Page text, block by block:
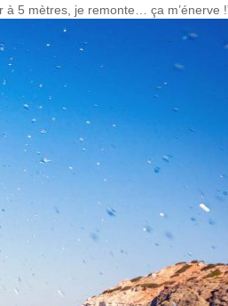
à 5 mètres, je remonte… ça m’énerve